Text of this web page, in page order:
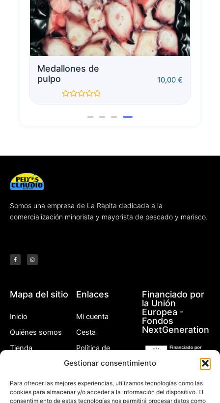
Gestionar consentimiento
Para ofrecer las mejores experiencias, utilizamos tecnologías como las
cookies para almacenar y/o acceder a la información del dispositivo. El
consentimiento de estas tecnologías nos permitirá procesar datos como
Medallones de
pulpo
10,00 €
Somos una empresa de La Ràpita dedicada a la
comercialización minorista y mayorista de pescado y marisco.
c
e
b
f
s
t
a
Mapa del sitio
Inicio
Quiénes somos
Tienda
Contacto
Enlaces
Mi cuenta
Cesta
Política de
privacidad
devoluciones
Política de cookies
Financiado por
la Unión
Europea -
Fondos
NextGeneration